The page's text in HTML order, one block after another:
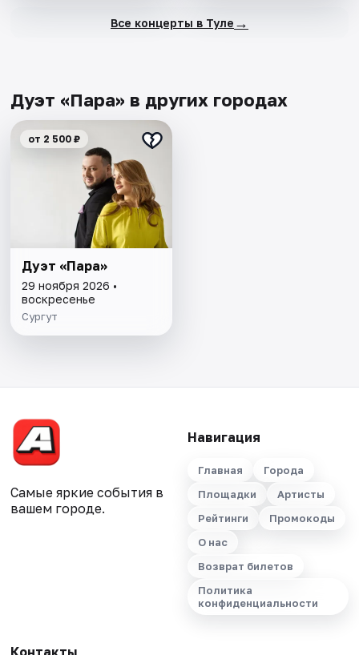
Все концерты в Туле →
Дуэт «Пара» в других городах
от 2 500 ₽
Дуэт «Пара»
29 ноября 2026 •
воскресенье
Сургут
Самые яркие события в
вашем городе.
Навигация
Главная
Города
Площадки
Артисты
Рейтинги
Промокоды
О нас
Возврат билетов
Политика
конфиденциальности